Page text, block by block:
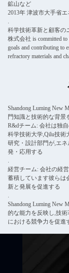
鉱山など
2013年 津波市大手省
.
科学技術革新と顧客の
株式会社 is committed to
goals and contributing to
refractory materials and
Shandong Luming New
門知識と技術的な背景
R&dチーム: 会社は独
科学技術大学,Qilu技術
研究・設計部門が,エ
発・応用する
.
経営チーム: 会社の経
蓄積しています彼らは
新と発展を促進する
.
Shandong Luming New
的な能力を反映し,技
における競争力を促進